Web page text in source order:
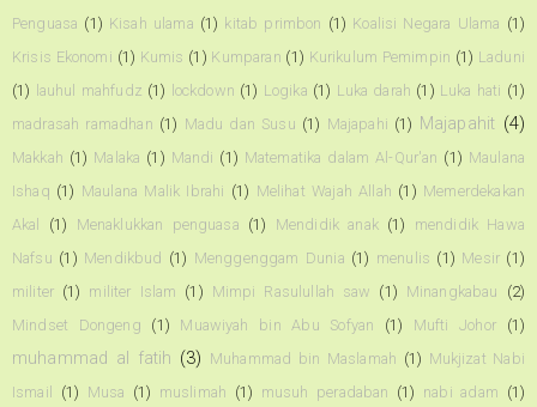
Penguasa (1) Kisah ulama (1) kitab primbon (1) Koalisi Negara Ulama (1)
Krisis Ekonomi (1) Kumis (1) Kumparan (1) Kurikulum Pemimpin (1) Laduni
(1) lauhul mahfudz (1) lockdown (1) Logika (1) Luka darah (1) Luka hati (1)
madrasah ramadhan (1) Madu dan Susu (1) Majapahi (1) Majapahit (4)
Makkah (1) Malaka (1) Mandi (1) Matematika dalam Al-Qur'an (1) Maulana
Ishaq (1) Maulana Malik Ibrahi (1) Melihat Wajah Allah (1) Memerdekakan
Akal
(1) Menaklukkan penguasa (1) Mendidik anak (1)
mendidik Hawa
Nafsu (1) Mendikbud (1) Menggenggam Dunia (1) menulis (1) Mesir (1)
militer (1) militer Islam (1) Mimpi Rasulullah saw (1) Minangkabau
(2)
Mindset Dongeng
(1) Muawiyah bin Abu Sofyan (1) Mufti Johor (1)
muhammad al fatih (3) Muhammad bin Maslamah (1) Mukjizat Nabi
Ismail
(1) Musa (1) muslimah (1) musuh peradaban (1) nabi adam (1)